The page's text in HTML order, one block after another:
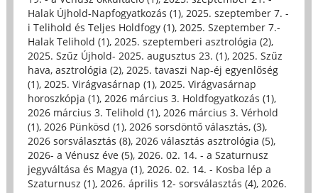
Halak Újhold-Napfogyatkozás (1), 2025. szeptember 7. -
i Telihold és Teljes Holdfogy (1), 2025. Szeptember 7.-
Halak Telihold (1), 2025. szeptemberi asztrológia (2),
2025. Szűz Újhold- 2025. augusztus 23. (1), 2025. Szűz
hava, asztrológia (2), 2025. tavaszi Nap-éj egyenlőség
(1), 2025. Virágvasárnap (1), 2025. Virágvasárnap
horoszkópja (1), 2026 március 3. Holdfogyatkozás (1),
2026 március 3. Telihold (1), 2026 március 3. Vérhold
(1), 2026 Pünkösd (1), 2026 sorsdöntő választás, (3),
2026 sorsválasztás (8), 2026 választás asztrológia (5),
2026- a Vénusz éve (5), 2026. 02. 14. - a Szaturnusz
jegyváltása és Magya (1), 2026. 02. 14. - Kosba lép a
Szaturnusz (1), 2026. április 12- sorsválasztás (4), 2026.